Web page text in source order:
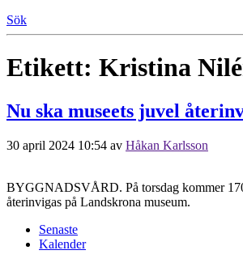
Sök
Etikett: Kristina
Nu ska museets juvel
30 april 2024 10:54 av Håkan Karlsson
BYGGNADSVÅRD. På torsdag kommer
återinvigas på Landskrona museum.
Senaste
Kalender